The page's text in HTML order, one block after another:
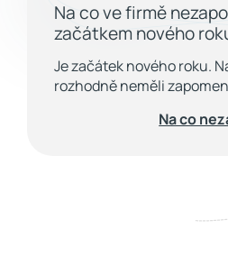
Na co ve firmě
začátkem nového
Je začátek nového roku.
rozhodně neměli
Na co